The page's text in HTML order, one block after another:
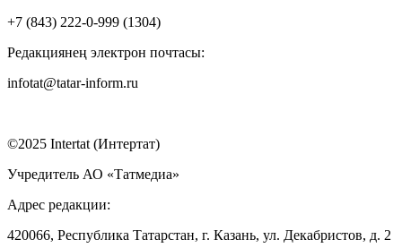
+7 (843) 222-0-999 (1304)
Редакциянең электрон почтасы:
infotat@tatar-inform.ru
©2025 Intertat (Интертат)
Учредитель АО «Татмедиа»
Адрес редакции:
420066, Республика Татарстан, г. Казань, ул. Декабристов, д. 2